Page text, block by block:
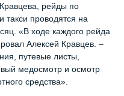
рейды по
проводятся на
«В ходе каждого рейда
Алексей Кравцев. –
путевые листы,
медосмотр и осмотр
средства».